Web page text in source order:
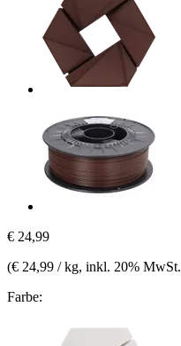
€ 24,99
(€ 24,99 / kg, inkl. 20% MwSt.
Farbe: